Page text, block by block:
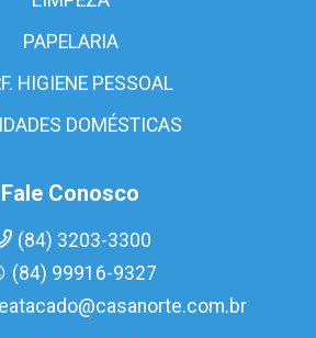
PAPELARIA
HIGIENE PESSOAL
DOMÉSTICAS
Fale Conosco
(84) 3203-3300
(84) 99916-9327